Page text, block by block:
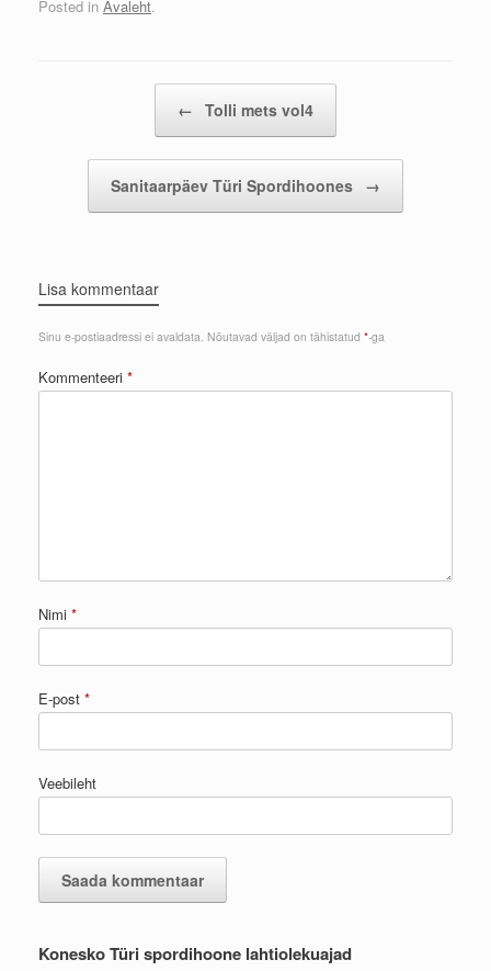
Posted in Avaleht.
← Tolli mets vol4
Sanitaarpäev Türi Spordihoones →
Lisa kommentaar
Sinu e-postiaadressi ei avaldata. Nõutavad väljad on tähistatud *-ga
Kommenteeri *
Nimi *
E-post *
Veebileht
Konesko Türi spordihoone lahtiolekuajad